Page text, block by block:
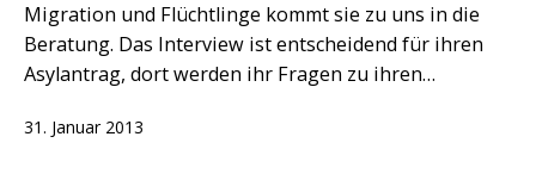
Migration und Flüchtlinge kommt sie zu uns in die
Beratung. Das Interview ist entscheidend für ihren
Asylantrag, dort werden ihr Fragen zu ihren…
Veröffentlicht
31. Januar 2013